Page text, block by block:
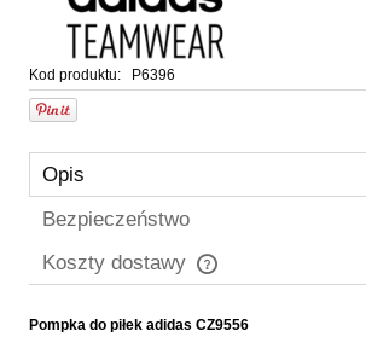
Kod produktu: P6396
Opis
Bezpieczeństwo
Koszty dostawy
Cena nie zawiera ewentualnych kosztów
Pompka do piłek adidas CZ9556